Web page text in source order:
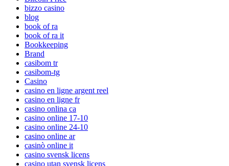
bizzo casino
blog
book of ra
book of ra it
Bookkeeping
Brand
casibom tr
casibom-tg
Casino
casino en ligne argent reel
casino en ligne fr
casino onlina ca
casino online 17-10
casino online 24-10
casino online ar
casinò online it
casino svensk licens
casino utan svensk licens